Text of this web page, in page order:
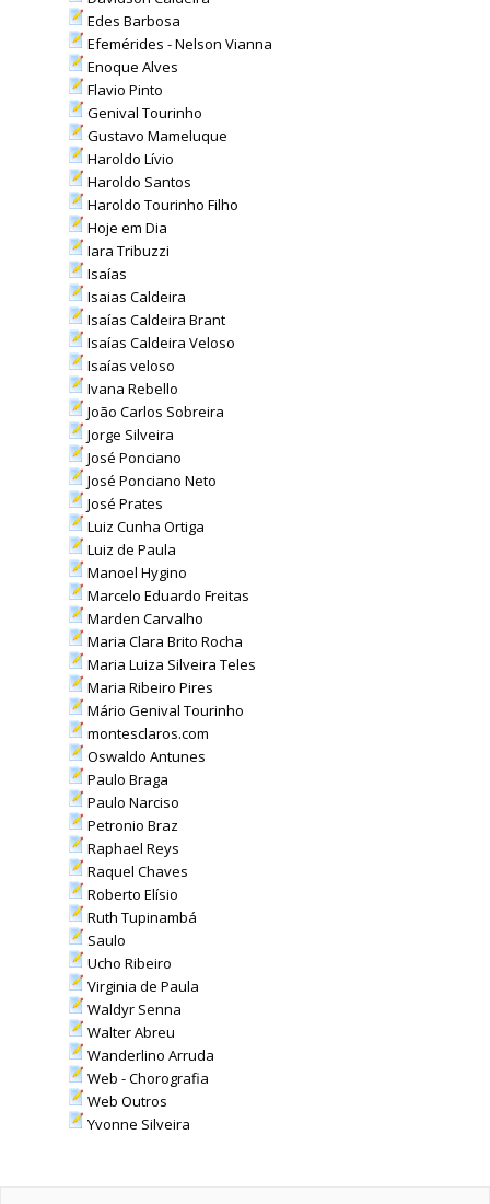
Edes Barbosa
Efemérides - Nelson Vianna
Enoque Alves
Flavio Pinto
Genival Tourinho
Gustavo Mameluque
Haroldo Lívio
Haroldo Santos
Haroldo Tourinho Filho
Hoje em Dia
Iara Tribuzzi
Isaías
Isaias Caldeira
Isaías Caldeira Brant
Isaías Caldeira Veloso
Isaías veloso
Ivana Rebello
João Carlos Sobreira
Jorge Silveira
José Ponciano
José Ponciano Neto
José Prates
Luiz Cunha Ortiga
Luiz de Paula
Manoel Hygino
Marcelo Eduardo Freitas
Marden Carvalho
Maria Clara Brito Rocha
Maria Luiza Silveira Teles
Maria Ribeiro Pires
Mário Genival Tourinho
montesclaros.com
Oswaldo Antunes
Paulo Braga
Paulo Narciso
Petronio Braz
Raphael Reys
Raquel Chaves
Roberto Elísio
Ruth Tupinambá
Saulo
Ucho Ribeiro
Virginia de Paula
Waldyr Senna
Walter Abreu
Wanderlino Arruda
Web - Chorografia
Web Outros
Yvonne Silveira